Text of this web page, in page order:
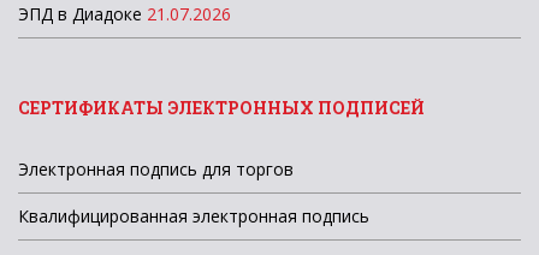
ЭПД в Диадоке 21.07.2026
СЕРТИФИКАТЫ ЭЛЕКТРОННЫХ ПОДПИСЕЙ
Электронная подпись для торгов
Квалифицированная электронная подпись